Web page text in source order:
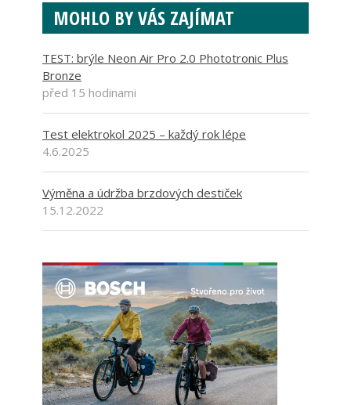
MOHLO BY VÁS ZAJÍMAT
TEST: brýle Neon Air Pro 2.0 Phototronic Plus
Bronze
před 15 hodinami
Test elektrokol 2025 – každý rok lépe
4.6.2025
Výměna a údržba brzdových destiček
15.12.2022